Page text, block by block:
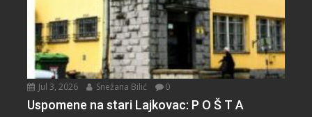
Jul 3, 2026 Snežana Bilić 0
Uspomene na stari Lajkovac: P O Š T A